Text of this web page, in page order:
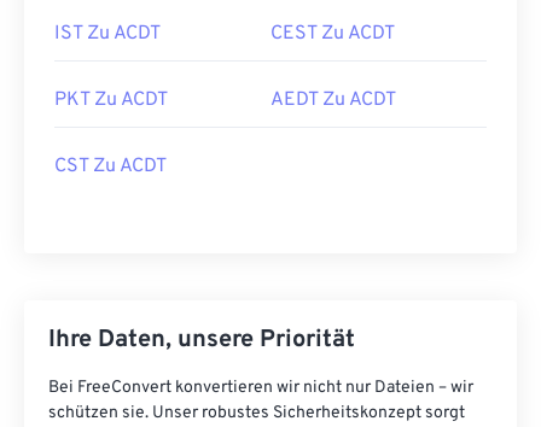
IST Zu ACDT CEST Zu ACDT
PKT Zu ACDT AEDT Zu ACDT
CST Zu ACDT
Ihre Daten, unsere Priorität
Bei FreeConvert konvertieren wir nicht nur Dateien – wir
schützen sie. Unser robustes Sicherheitskonzept sorgt